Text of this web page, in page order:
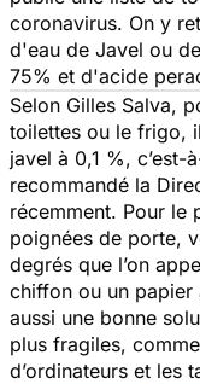
coronavirus. On y
d'eau de Javel ou
75% et d'acide
Selon Gilles Salva,
toilettes ou le frigo,
javel à 0,1 %, c’est-
recommandé la
récemment. Pour le
poignées de porte,
degrés que l’on
chiffon ou un papier
aussi une bonne
plus fragiles,
d’ordinateurs et les